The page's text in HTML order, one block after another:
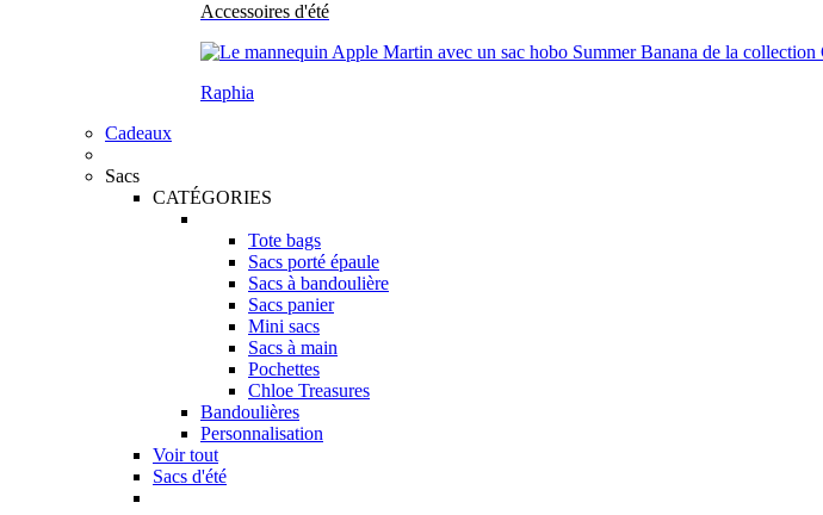
Accessoires d'été
Raphia
Cadeaux
Sacs
CATÉGORIES
Tote bags
Sacs porté épaule
Sacs à bandoulière
Sacs panier
Mini sacs
Sacs à main
Pochettes
Chloe Treasures
Bandoulières
Personnalisation
Voir tout
Sacs d'été